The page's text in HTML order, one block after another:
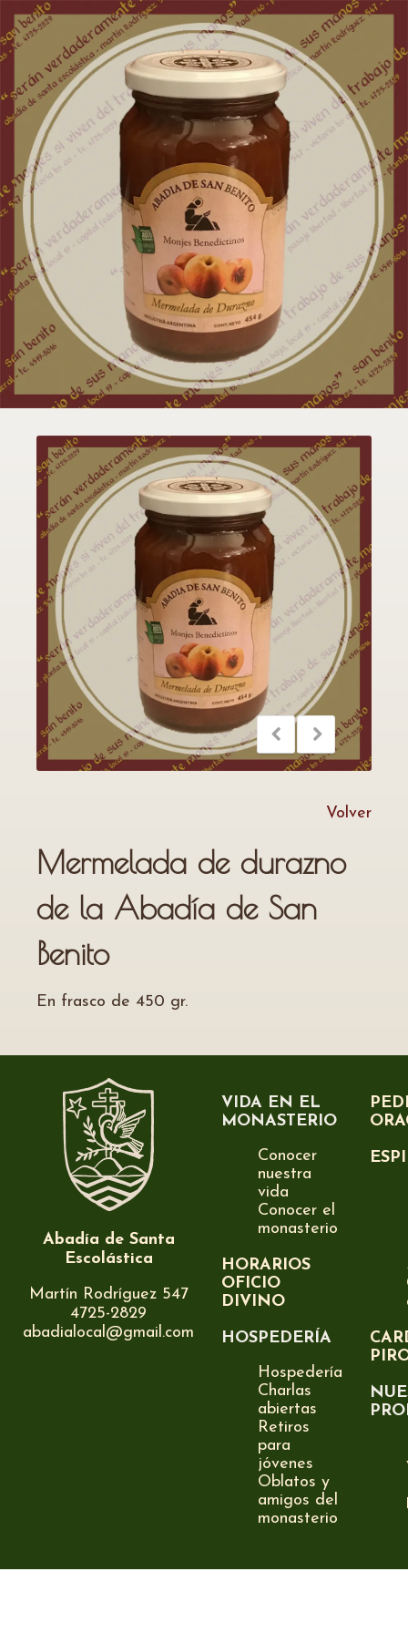
Volver
Mermelada de durazno
de la Abadía de San
Benito
En frasco de 450 gr.
Abadía de Santa
Escolástica
Martín Rodríguez 547
4725-2829
abadialocal@gmail.com
VIDA EN EL
MONASTERIO
Conocer
nuestra
vida
Conocer el
monasterio
HORARIOS
OFICIO
DIVINO
HOSPEDERÍA
Hospedería
Charlas
abiertas
Retiros
para
jóvenes
Oblatos y
amigos del
monasterio